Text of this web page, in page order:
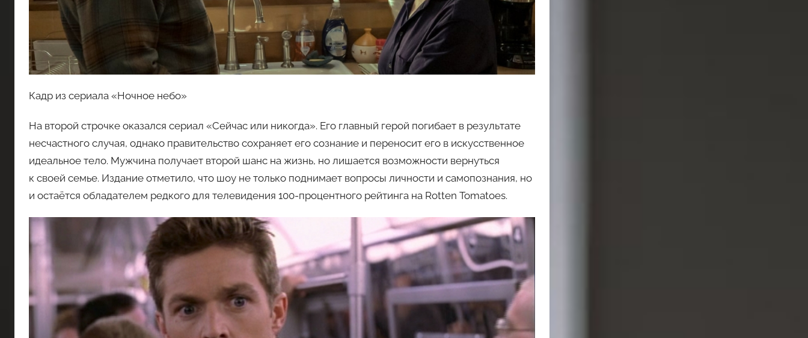
Кадр из сериала «Ночное небо»
На второй строчке оказался сериал «Сейчас или никогда». Его главный герой погибает в результате
несчастного случая, однако правительство сохраняет его сознание и переносит его в искусственное
идеальное тело. Мужчина получает второй шанс на жизнь, но лишается возможности вернуться
к своей семье. Издание отметило, что шоу не только поднимает вопросы личности и самопознания, но
и остаётся обладателем редкого для телевидения 100-процентного рейтинга на Rotten Tomatoes.